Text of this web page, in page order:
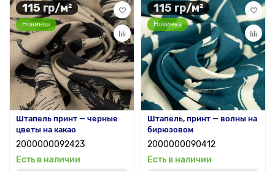
115 гр/м²
Новинка
Штапель принт — черные
цветы на какао
2000000092423
Есть в наличии
115 гр/м²
Новинка
Штапель, принт — волны на
бирюзовом
2000000090412
Есть в наличии